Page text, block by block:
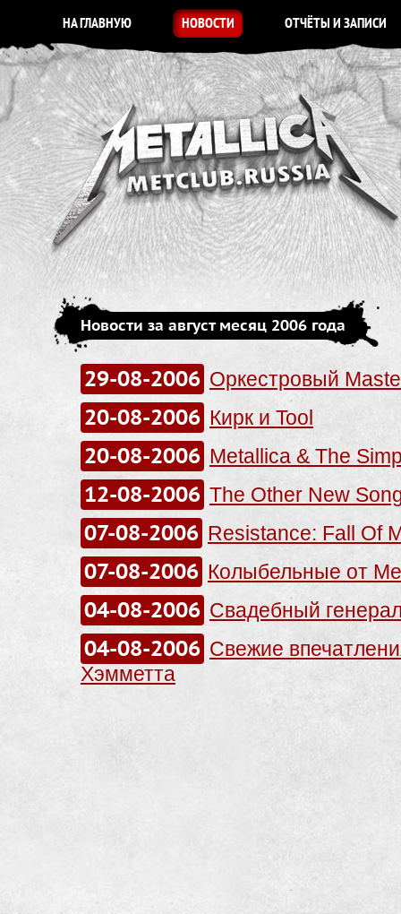
НА ГЛАВНУЮ НОВОСТИ ОТЧЁТЫ И ЗАПИСИ
Новости за август месяц 2006 года
29-08-2006 Оркестровый
20-08-2006 Кирк и Tool
20-08-2006 Metallica & The
12-08-2006 The Other New
07-08-2006 Resistance: Fall Of
07-08-2006 Колыбельные от
04-08-2006 Свадебный
04-08-2006 Свежие
Хэмметта